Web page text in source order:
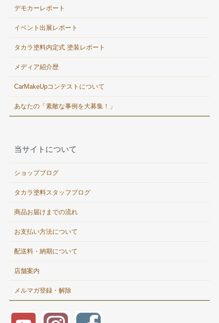
デモカーレポート
イベント出展レポート
タカラ塗料内定式 塗装レポート
メディア紹介歴
CarMakeUpコンテストについて
あなたの「素敵な事例を大募集！」
当サイトについて
ショップブログ
タカラ塗料スタッフブログ
商品お届けまでの流れ
お支払い方法について
配送料・納期について
店舗案内
メルマガ登録・解除